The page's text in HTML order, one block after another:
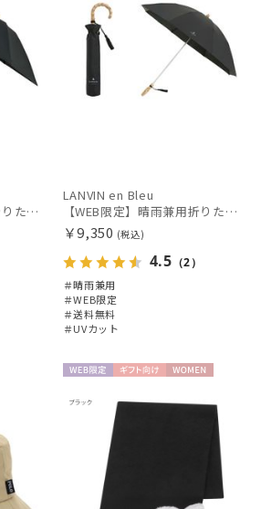
【WEB限定】晴雨兼用折りたたみ日傘ランバン オン ブルー (LANVIN en Bleu) バンブーフリル 雨の日OK 一級遮光99.99% 遮熱 簡単開閉 UV 晴雨兼用
LANVIN en Bleu
【WEB限定】晴雨兼用折りたたみ日傘 ランバン オン ブルー (LANVIN en Bleu) バンブーフリル 雨の日OK 一級遮光99.99% 遮熱 簡単開閉 UV 晴雨兼用
￥9,350 (税込)
4.5 （2）
＃晴雨兼用
＃WEB限定
＃送料無料
＃UVカット
定
向け
N